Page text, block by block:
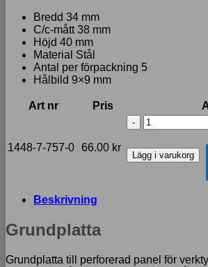
Bredd 34 mm
C/c-mått 38 mm
Höjd 40 mm
Material Stål
Antal per förpackning 5
Hålbild 9×9 mm
Art nr Pris
1448-7-757-0 66.00 kr
Grundplatta
5-
pack
mängd
Lägg i varukorg
Beskrivning
Grundplatta
Grundplatta till perforerad panel för